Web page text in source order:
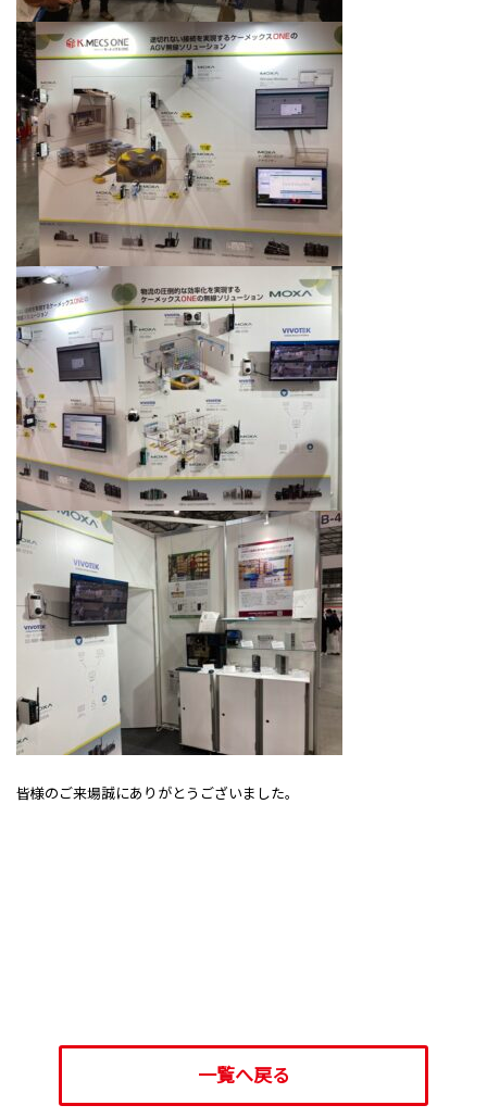
皆様のご来場誠にありがとうございました。
一覧へ戻る